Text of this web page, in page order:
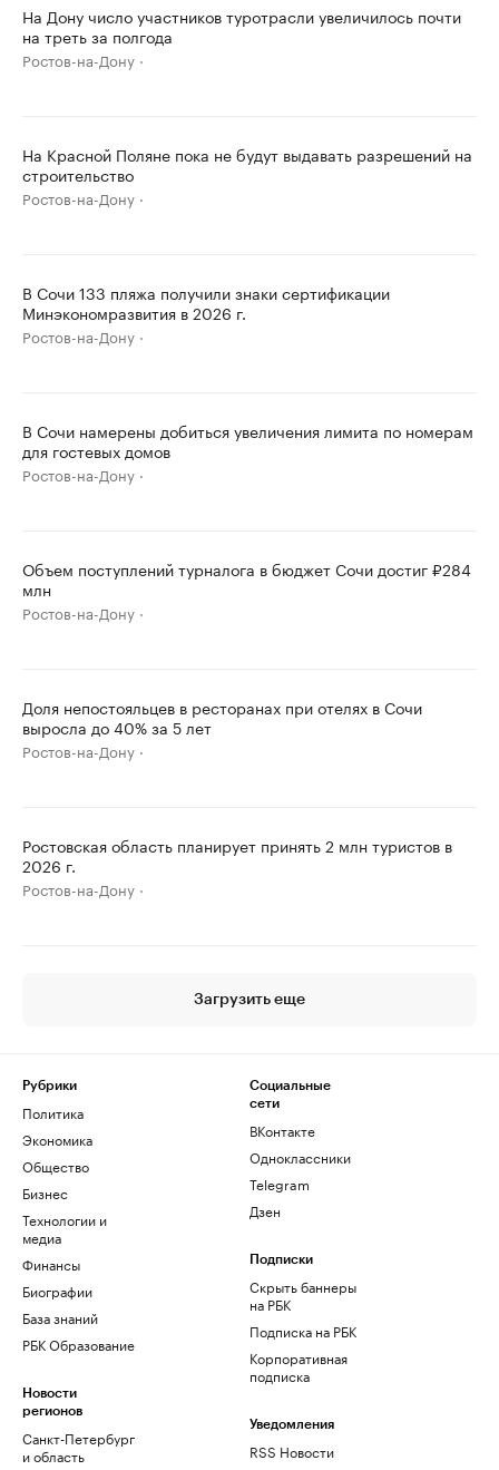
На Дону число участников туротрасли увеличилось почти
на треть за полгода
Ростов-на-Дону
На Красной Поляне пока не будут выдавать разрешений на
строительство
Ростов-на-Дону
В Сочи 133 пляжа получили знаки сертификации
Минэкономразвития в 2026 г.
Ростов-на-Дону
В Сочи намерены добиться увеличения лимита по номерам
для гостевых домов
Ростов-на-Дону
Объем поступлений турналога в бюджет Сочи достиг ₽284
млн
Ростов-на-Дону
Доля непостояльцев в ресторанах при отелях в Сочи
выросла до 40% за 5 лет
Ростов-на-Дону
Ростовская область планирует принять 2 млн туристов в
2026 г.
Ростов-на-Дону
Загрузить еще
Рубрики
Политика
Экономика
Общество
Бизнес
Технологии и
медиа
Финансы
Биографии
База знаний
РБК Образование
Новости
регионов
Санкт-Петербург
и область
Социальные
сети
ВКонтакте
Одноклассники
Telegram
Дзен
Подписки
Скрыть баннеры
на РБК
Подписка на РБК
Корпоративная
подписка
Уведомления
RSS Новости